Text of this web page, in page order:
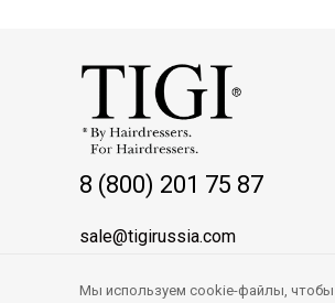
8 (800) 201 75 87
sale@tigirussia.com
Мы используем cookie-файлы, чтобы